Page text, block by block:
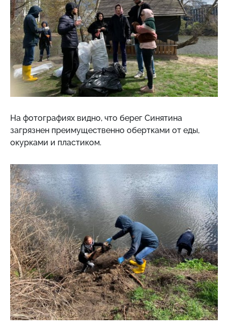
На фотографиях видно, что берег Синятина
загрязнен преимущественно обертками от еды,
окурками и пластиком.